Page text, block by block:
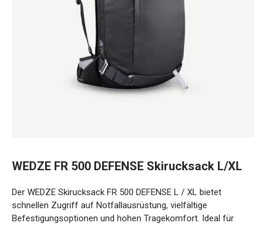
schnellen Zugriff auf Notfallausrüstung, vielfältige
Befestigungsoptionen und hohen Tragekomfort. Ideal für
deine Freeride-Abenteuer, sorgt er für Sicherheit und